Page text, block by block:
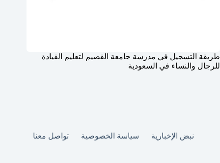
طريقة التسجيل في مدرسة جامعة القصيم لتعليم القيادة
للرجال والنساء في السعودية
نبض الإخبارية سياسة الخصوصية تواصل معنا